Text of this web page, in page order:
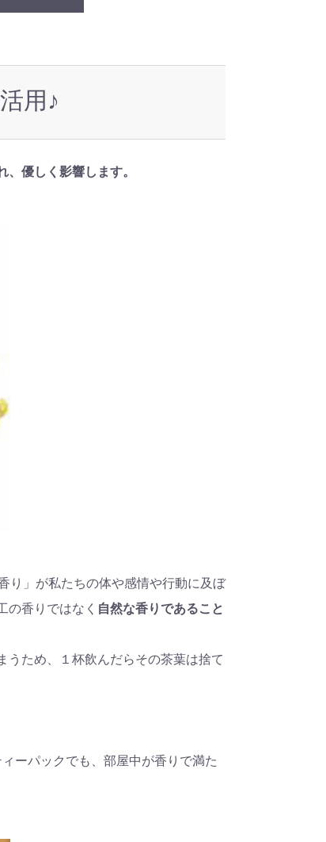
用♪
優しく影響します。
り」が私たちの体や感情や行動に及ぼ
の香りではなく 自然な香りであること
うため、１杯飲んだらその茶葉は捨て
ーパックでも、部屋中が香りで満た